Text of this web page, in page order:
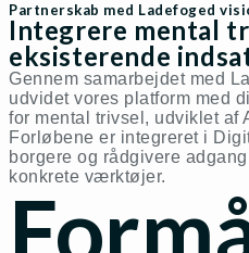
Partnerskab med Ladefoged
Integrere mental
eksisterende
Gennem samarbejdet med
udvidet vores platform med
for mental trivsel, udviklet af
Forløbene er integreret i
borgere og rådgivere
konkrete værktøjer.